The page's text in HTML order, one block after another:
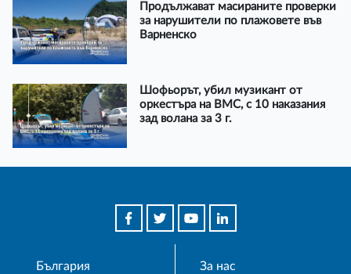
Продължават масираните проверки
за нарушители по плажовете във
Варненско
Шофьорът, убил музикант от
оркестъра на ВМС, с 10 наказания
зад волана за 3 г.
България
За нас